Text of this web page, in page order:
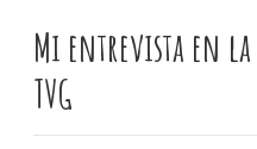
Mi entrevista en la
TVG